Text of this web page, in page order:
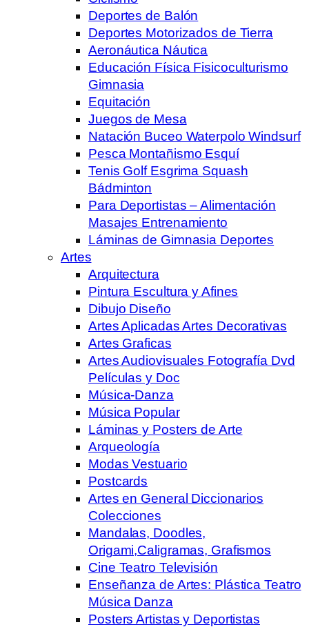
Deportes de Balón
Deportes Motorizados de Tierra
Aeronáutica Náutica
Educación Física Fisicoculturismo
Gimnasia
Equitación
Juegos de Mesa
Natación Buceo Waterpolo Windsurf
Pesca Montañismo Esquí
Tenis Golf Esgrima Squash
Bádminton
Para Deportistas – Alimentación
Masajes Entrenamiento
Láminas de Gimnasia Deportes
Artes
Arquitectura
Pintura Escultura y Afines
Dibujo Diseño
Artes Aplicadas Artes Decorativas
Artes Graficas
Artes Audiovisuales Fotografía Dvd
Películas y Doc
Música-Danza
Música Popular
Láminas y Posters de Arte
Arqueología
Modas Vestuario
Postcards
Artes en General Diccionarios
Colecciones
Mandalas, Doodles,
Origami,Caligramas, Grafismos
Cine Teatro Televisión
Enseñanza de Artes: Plástica Teatro
Música Danza
Posters Artistas y Deportistas